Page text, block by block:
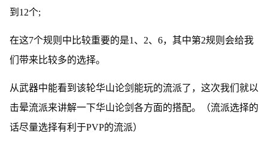
到12个;
在这7个规则中比较重要的是1、2、6，其中第2规则会给我
们带来比较多的选择。
从武器中能看到该轮华山论剑能玩的流派了，这次我们就以
击晕流派来讲解一下华山论剑各方面的搭配。（流派选择的
话尽量选择有利于PVP的流派）